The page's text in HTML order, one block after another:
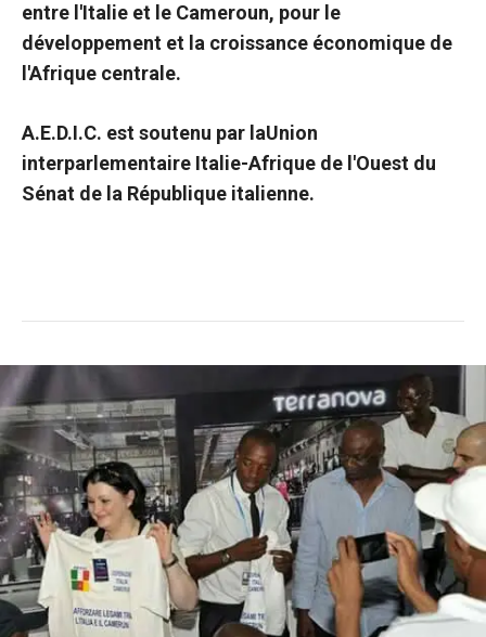
entre l'Italie et le Cameroun, pour le
développement et la croissance économique de
l'Afrique centrale.
A.E.D.I.C. est soutenu par laUnion
interparlementaire Italie-Afrique de l'Ouest du
Sénat de la République italienne.